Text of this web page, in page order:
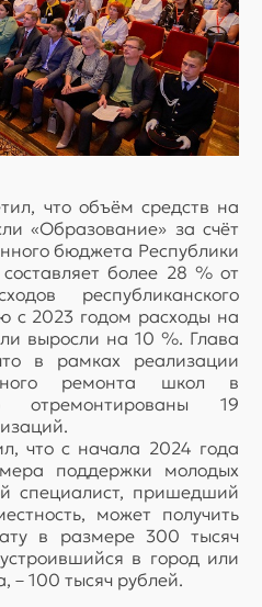
что объём средств на
«Образование» за счёт
бюджета Республики
более 28 % от
республиканского
с 2023 годом расходы на
выросли на 10 %. Глава
в рамках реализации
ремонта школ в
отремонтированы 19
что с начала 2024 года
поддержки молодых
специалист, пришедший
может получить
в размере 300 тысяч
в город или
– 100 тысяч рублей.